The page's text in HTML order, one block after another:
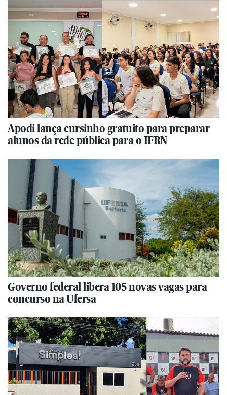
Apodi lança cursinho gratuito para preparar
alunos da rede pública para o IFRN
Governo federal libera 105 novas vagas para
concurso na Ufersa